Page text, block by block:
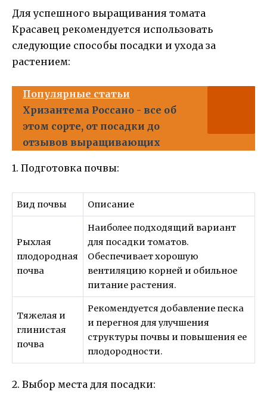
Для успешного выращивания томата
Красавец рекомендуется использовать
следующие способы посадки и ухода за
растением:
Популярные статьи
Хризантема Россано - все об
этом сорте, от посадки до
отзывов выращивающих
1. Подготовка почвы:
Вид почвы Описание
Рыхлая
плодородная
почва
Наиболее подходящий вариант
для посадки томатов.
Обеспечивает хорошую
вентиляцию корней и обильное
питание растения.
Тяжелая и
глинистая
почва
Рекомендуется добавление песка
и перегноя для улучшения
структуры почвы и повышения ее
плодородности.
2. Выбор места для посадки: